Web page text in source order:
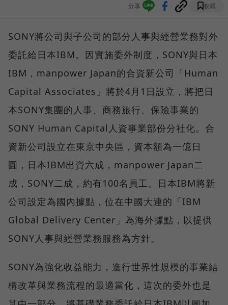
分享 收藏
SONY將公司與子公司的部分人事與經營業務對外
委託給日本IBM。因實施委外制度，SONY與日本
IBM，manpower Japan的合資新公司「Human
Capital Associates」將於4月1日設立，將把日
本SONY集團的人事、商務旅行、保險事業的
SONY Human Capital人資事業部份分社化。合
資新公司設立在東京中央區，資本額為一億日
圓，日本IBM出資六成，manpower Japan二
成，SONY二成，約有100名員工。日本IBM將新
公司設定為國內據點，位在中國大連的「IBM
Global Delivery Center」為海外據點，以提供
SONY人事與經營業務服務為方針。
SONY為強化收益能力，進行世界性規模的事業結
構改革與業務流程的最適當化，這次的委外也是